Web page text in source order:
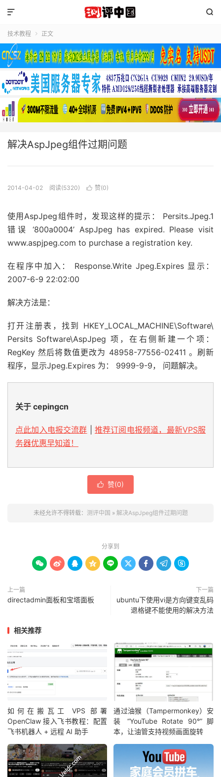


技术教程  正文
解决AspJpeg组件过期问题
2014-04-02 阅读(5320)  赞(0)
使用AspJpeg组件时，发现这样的提示： Persits.Jpeg.1
错误 ‘800a0004’ AspJpeg has expired. Please visit
www.aspjpeg.com to purchase a registration key.
在程序中加入： Response.Write Jpeg.Expires 显示：
2007-6-9 22:02:00
解决方法是：
打开注册表，找到 HKEY_LOCAL_MACHINE\Software\
Persits Software\AspJpeg 项，在右侧新建一个项：
RegKey 然后将数值更改为 48958-77556-02411 。刷新
程序，显示Jpeg.Expires 为： 9999-9-9， 问题解决。
关于 cepingcn
点此加入电报交流群
推荐订阅电报频道，最新VPS服
务器优惠早知道！
 赞(0)
未经允许不得转载： 测评中国 » 解决AspJpeg组件过期问题
分享到
        
上一篇
directadmin面板和宝塔面板
下一篇
ubuntu下使用vi是方向键变乱码
退格键不能使用的解决方法
相关推荐
如何在搬瓦工 VPS 部署
OpenClaw 接入飞书教程：配置
飞书机器人 + 远程 AI 助手
通过油猴（Tampermonkey）安
装 “YouTube Rotate 90°” 脚
本，让油管支持视频画面旋转